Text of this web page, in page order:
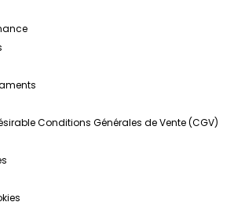
Conditions Générales de Vente (CGV)